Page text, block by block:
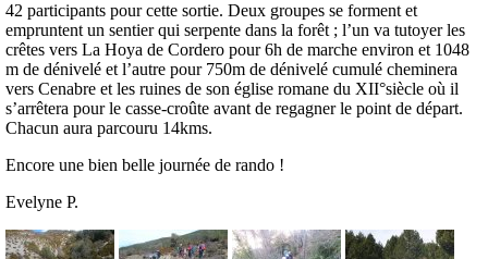
42 participants pour cette sortie. Deux groupes se forment et
empruntent un sentier qui serpente dans la forêt ; l’un va tutoyer les
crêtes vers La Hoya de Cordero pour 6h de marche environ et 1048
m de dénivelé et l’autre pour 750m de dénivelé cumulé cheminera
vers Cenabre et les ruines de son église romane du XII°siècle où il
s’arrêtera pour le casse-croûte avant de regagner le point de départ.
Chacun aura parcouru 14kms.
Encore une bien belle journée de rando !
Evelyne P.